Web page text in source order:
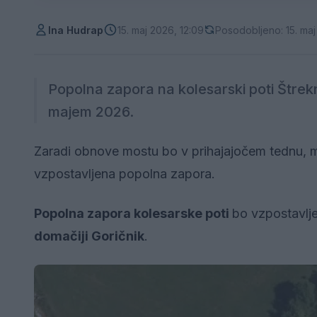
Ina Hudrap 15. maj 2026, 12:09 Posodobljeno: 15. maj
Popolna zapora na kolesarski poti
majem 2026.
Zaradi obnove mostu bo v prihajajočem tednu,
vzpostavljena popolna zapora.
Popolna zapora kolesarske poti bo
domačiji Goričnik.